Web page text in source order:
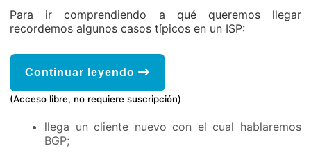
Para ir comprendiendo a qué queremos llegar
recordemos algunos casos típicos en un ISP:
Continuar leyendo
(Acceso libre, no requiere suscripción)
llega un cliente nuevo con el cual hablaremos
BGP;